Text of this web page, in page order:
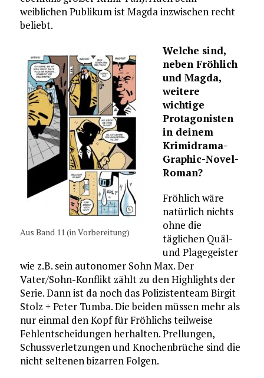
weiblichen Publikum ist Magda inzwischen recht
beliebt.
Aus Band 11 (in Vorbereitung)
Welche sind,
neben Fröhlich
und Magda,
weitere
wichtige
Protagonisten
in deinem
Krimidrama-
Graphic-Novel-
Roman?
Fröhlich wäre
natürlich nichts
ohne die
täglichen Quäl-
und Plagegeister
wie z.B. sein autonomer Sohn Max. Der
Vater/Sohn-Konflikt zählt zu den Highlights der
Serie. Dann ist da noch das Polizistenteam Birgit
Stolz + Peter Tumba. Die beiden müssen mehr als
nur einmal den Kopf für Fröhlichs teilweise
Fehlentscheidungen herhalten. Prellungen,
Schussverletzungen und Knochenbrüche sind die
nicht seltenen bizarren Folgen.